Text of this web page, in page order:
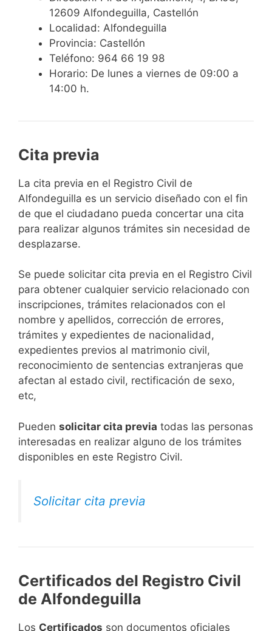
12609 Alfondeguilla, Castellón
Localidad: Alfondeguilla
Provincia: Castellón
Teléfono: 964 66 19 98
Horario: De lunes a viernes de 09:00 a
14:00 h.
Cita previa
​​​​​​​​​​​​​​​​​​​​​​​​​​​​La cita previa en el Registro Civil de
Alfondeguilla es un servicio diseñado con el fin
de que el ciudadano pueda concertar una cita
para realizar algunos trámites sin necesidad de
desplazarse.​
Se puede solicitar cita previa en el Registro Civil
para obtener cualquier servicio relacionado con
inscripciones, trámites relacionados con el
nombre y apellidos, corrección de errores,
trámites y expedientes de nacionalidad,
expedientes previos al matrimonio civil,
reconocimiento de sentencias extranjeras que
afectan al estado civil, rectificación de sexo,
etc,
​Pueden solicitar cita previa todas las personas
interesadas en realizar alguno de los trámites
disponibles en este Registro Civil.​
Solicitar cita previa
Certificados del Registro Civil
de Alfondeguilla
Los Certificados son documentos oficiales